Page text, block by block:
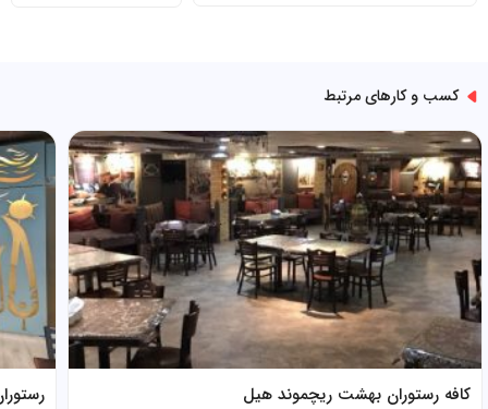
کسب و کارهای مرتبط
کافه رستوران بهشت ریچموند هیل